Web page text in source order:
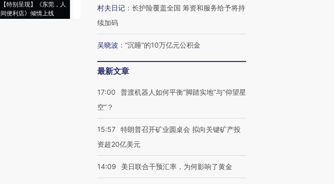
【特别呈现】《东莞，人
间便利店》倾情上线
会，让数智科技“链”接产
【特别呈现】寻找100种
有意思的生活方式·第三对
CFO：不靠规模取胜，华
住三大增长引擎是什么？
村夫日记 ： 长护险覆盖全国 筹资和服务给予将持
续加码
吴晓波 ： “沉睡”的10万亿元公积金
最新文章
17:00
普渡机器人如何平衡“脚踏实地”与“仰望星
空”？
15:57 特朗普召开矿业圆桌会 拟向关键矿产投
资超20亿美元
14:09 美日联合干预汇率，为何影响了黄金